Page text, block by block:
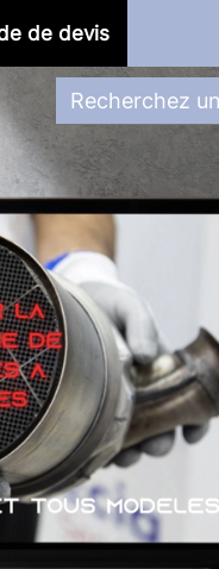
de devis
Devis
ADBLUE
P20E8 chez PSA
Devis